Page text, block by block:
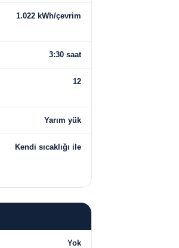
1.022 kWh/çevrim
3:30 saat
12
Yarım yük
Kendi sıcaklığı ile
Yok